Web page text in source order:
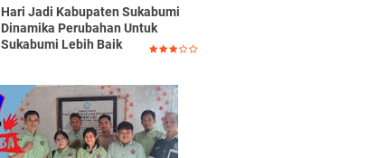
Hari Jadi Kabupaten Sukabumi
Dinamika Perubahan Untuk
Sukabumi Lebih Baik